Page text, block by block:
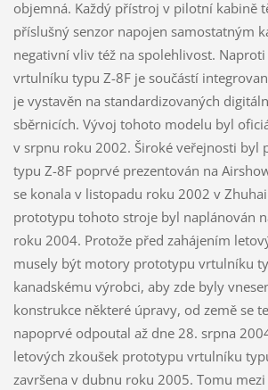
objemná. Každý přístroj v pilotní kabině
příslušný senzor napojen samostatným
negativní vliv též na spolehlivost.
vrtulníku typu Z-8F je součástí
je vystavěn na standardizovaných
sběrnicích. Vývoj tohoto modelu byl
v srpnu roku 2002. Široké veřejnosti byl
typu Z-8F poprvé prezentován na
se konala v listopadu roku 2002 v
prototypu tohoto stroje byl naplánován
roku 2004. Protože před zahájením
musely být motory prototypu vrtulníku
kanadskému výrobci, aby zde byly
konstrukce některé úpravy, od země se
napoprvé odpoutal až dne 28. srpna
letových zkoušek prototypu vrtulníku
završena v dubnu roku 2005. Tomu